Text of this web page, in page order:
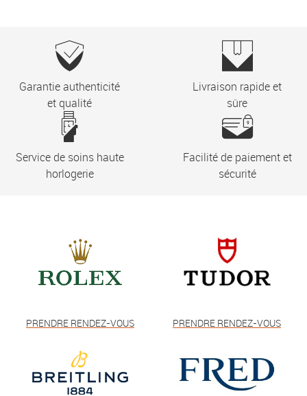
Garantie authenticité
et qualité
Livraison rapide et
sûre
Service de soins haute
horlogerie
Facilité de paiement et
sécurité
PRENDRE RENDEZ-VOUS PRENDRE RENDEZ-VOUS